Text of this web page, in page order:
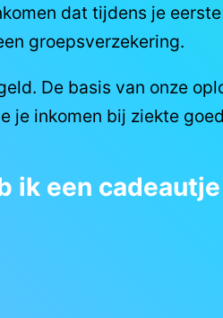
dat tijdens je
groepsverzekering.
De basis van onze
je inkomen bij ziekte
ik een